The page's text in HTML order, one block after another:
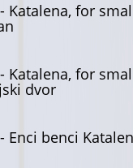
- Katalena, for
- Katalena, for
dvor
- Enci benci